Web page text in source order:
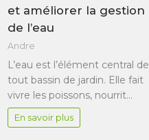
et améliorer la gestion
de l’eau
Andre
L’eau est l’élément central de
tout bassin de jardin. Elle fait
vivre les poissons, nourrit…
En savoir plus